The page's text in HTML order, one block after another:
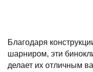
Благодаря
шарниром, эти
делает их отличным